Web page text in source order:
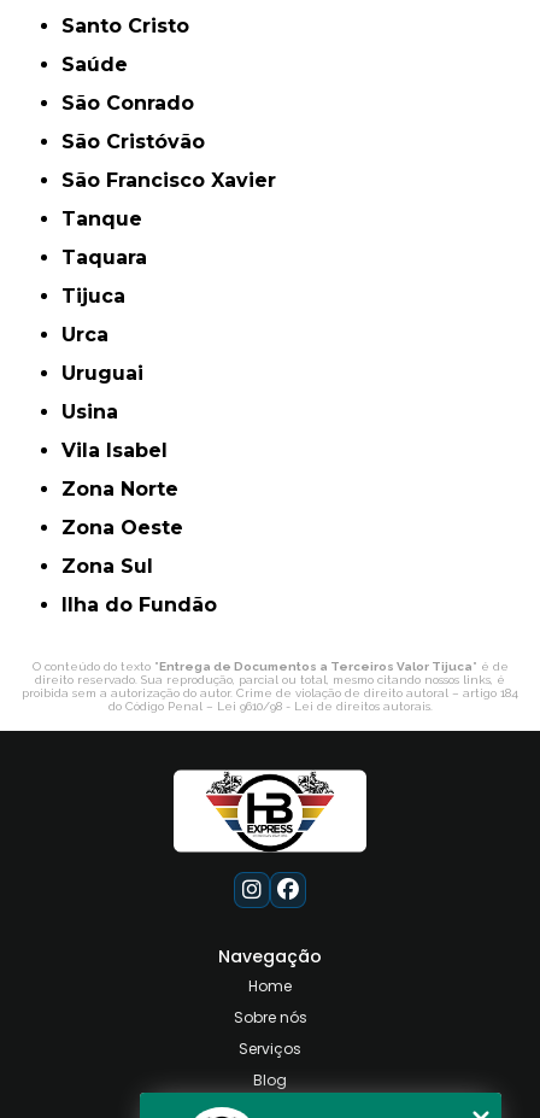
Santo Cristo
Saúde
São Conrado
São Cristóvão
São Francisco Xavier
Tanque
Taquara
Tijuca
Urca
Uruguai
Usina
Vila Isabel
Zona Norte
Zona Oeste
Zona Sul
ilha do Fundão
O conteúdo do texto "Entrega de Documentos a Terceiros Valor Tijuca" é de
direito reservado. Sua reprodução, parcial ou total, mesmo citando nossos links, é
proibida sem a autorização do autor. Crime de violação de direito autoral – artigo 184
do Código Penal – Lei 9610/98 - Lei de direitos autorais.
Navegação
Home
Sobre nós
Serviços
Blog